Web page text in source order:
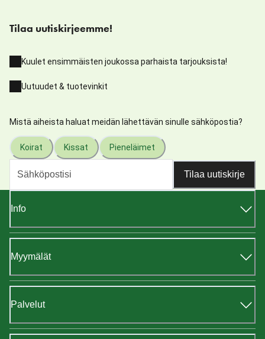
Tilaa uutiskirjeemme!
Kuulet ensimmäisten joukossa parhaista tarjouksista!
Uutuudet & tuotevinkit
Mistä aiheista haluat meidän lähettävän sinulle sähköpostia?
Koirat Kissat Pieneläimet
Tilaa uutiskirje
Info
Myymälät
Palvelut